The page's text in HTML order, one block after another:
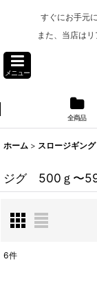
すぐにお手元
また、当店は
メニュー
全商品
ホーム > スロージギン
ジグ 500ｇ〜
6件